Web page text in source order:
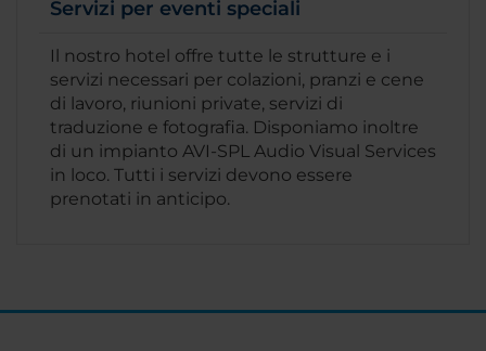
Servizi per eventi speciali
Il nostro hotel offre tutte le strutture e i
servizi necessari per colazioni, pranzi e cene
di lavoro, riunioni private, servizi di
traduzione e fotografia. Disponiamo inoltre
di un impianto AVI-SPL Audio Visual Services
in loco. Tutti i servizi devono essere
prenotati in anticipo.